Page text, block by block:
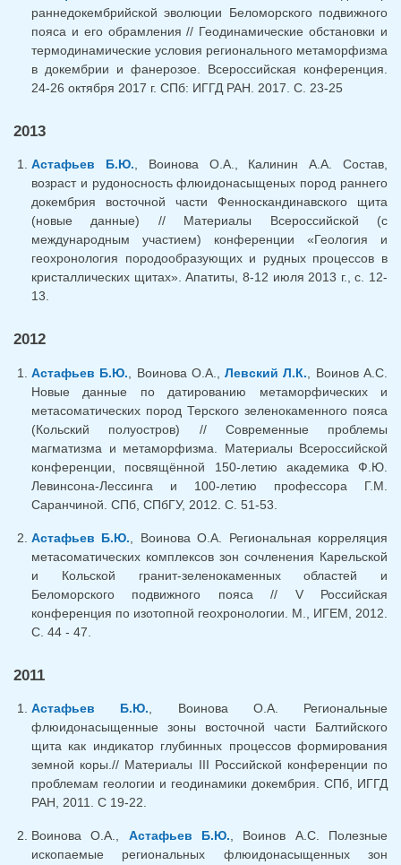
раннедокембрийской эволюции Беломорского подвижного
пояса и его обрамления // Геодинамические обстановки и
термодинамические условия регионального метаморфизма
в докембрии и фанерозое. Всероссийская конференция.
24-26 октября 2017 г. СПб: ИГГД РАН. 2017. С. 23-25
2013
Астафьев Б.Ю., Воинова О.А., Калинин А.А. Состав,
возраст и рудоносность флюидонасыщеных пород раннего
докембрия восточной части Фенноскандинавского щита
(новые данные) // Материалы Всероссийской (с
международным участием) конференции «Геология и
геохронология породообразующих и рудных процессов в
кристаллических щитах». Апатиты, 8-12 июля 2013 г., с. 12-
13.
2012
Астафьев Б.Ю. , Воинова О.А.,Левский Л.К. , Воинов А.С.
Новые данные по датированию метаморфических и
метасоматических пород Терского зеленокаменного пояса
(Кольский полуостров) // Современные проблемы
магматизма и метаморфизма. Материалы Всероссийской
конференции, посвящённой 150-летию академика Ф.Ю.
Левинсона-Лессинга и 100-летию профессора Г.М.
Саранчиной. СПб, СПбГУ, 2012. С. 51-53.
Астафьев Б.Ю. , Воинова О.А. Региональная корреляция
метасоматических комплексов зон сочленения Карельской
и Кольской гранит-зеленокаменных областей и
Беломорского подвижного пояса // V Российская
конференция по изотопной геохронологии. М., ИГЕМ, 2012.
C. 44 - 47.
2011
Астафьев Б.Ю., Воинова О.А. Региональные
флюидонасыщенные зоны восточной части Балтийского
щита как индикатор глубинных процессов формирования
земной коры.// Материалы III Российской конференции по
проблемам геологии и геодинамики докембрия. СПб, ИГГД
РАН, 2011. С 19-22.
Воинова О.А., Астафьев Б.Ю., Воинов А.С. Полезные
ископаемые региональных флюидонасыщенных зон